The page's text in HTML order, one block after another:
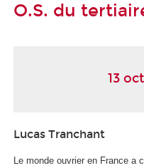
O.S. du
13
Lucas Tranchant
Le monde ouvrier en France a